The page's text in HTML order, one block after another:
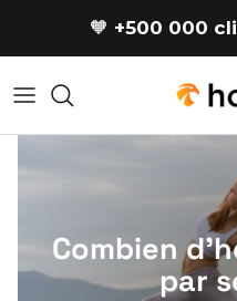
🧡 +500 000
Combien
par